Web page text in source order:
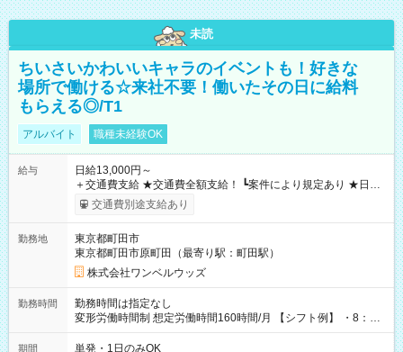
未読
ちいさいかわいいキャラのイベントも！好きな
場所で働ける☆来社不要！働いたその日に給料
もらえる◎/T1
アルバイト 職種未経験OK
給与
日給13,000円～
＋交通費支給 ★交通費全額支給！ ┗案件により規定あり ★日払
いOK！（規定あり） ┗働いたその日に現金GET♪ お仕事後はコ
ンビニATMから 日払い分を引き落とせます！ 【試用期間】試
交通費別途支給あり
勤務地
東京都町田市
東京都町田市原町田（最寄り駅：町田駅）
株式会社ワンベルウッズ
勤務時間
勤務時間は指定なし
変形労働時間制 想定労働時間160時間/月 【シフト例】 ・8：00
～21：00
期間 単発・1日のみOK